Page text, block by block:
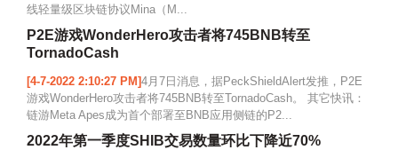
线轻量级区块链协议Mina（M...
P2E游戏WonderHero攻击者将745BNB转至
TornadoCash
[4-7-2022 2:10:27 PM]4月7日消息，据PeckShieldAlert发推，P2E
游戏WonderHero攻击者将745BNB转至TornadoCash。 其它快讯：
链游Meta Apes成为首个部署至BNB应用侧链的P2...
2022年第一季度SHIB交易数量环比下降近70%